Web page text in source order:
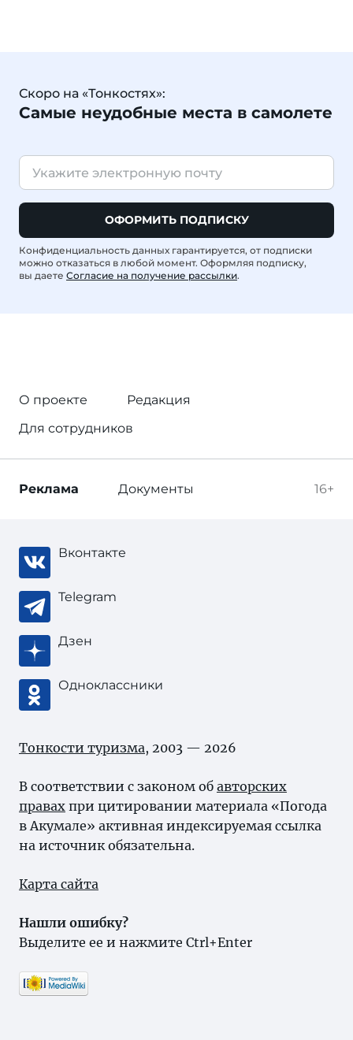
Скоро на «Тонкостях»:
Самые неудобные места в самолете
ОФОРМИТЬ ПОДПИСКУ
Конфиденциальность данных гарантируется, от подписки
можно отказаться в любой момент. Оформляя подписку,
вы даете Согласие на получение рассылки.
О проекте
Редакция
Для сотрудников
16+
Реклама Документы
Вконтакте
Telegram
Дзен
Одноклассники
Тонкости туризма, 2003 — 2026
В соответствии с законом об авторских
правах при цитировании материала «Погода
в Акумале» активная индексируемая ссылка
на источник обязательна.
Карта сайта
Нашли ошибку?
Выделите ее и нажмите Ctrl+Enter